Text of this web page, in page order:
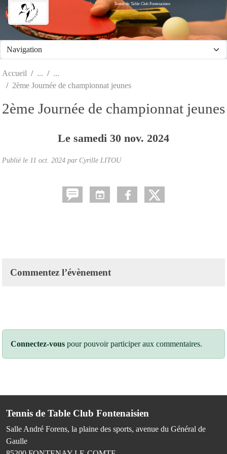
Tennis de Table Club Fontenaisien
Accueil
2ème Journée de championnat jeunes
2ème Journée de championnat jeunes
Le samedi 30 nov. 2024
Publié le 11 oct. 2024 par Cyrille LITOU
Commentez l’évènement
Connectez-vous pour pouvoir participer aux commentaires.
Tennis de Table Club Fontenaisien
Salle André Forens, la plaine des sports, avenue du Général de
Gaulle
Panneau de gestion des cookies